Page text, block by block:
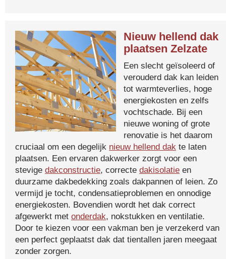
Nieuw hellend dak
plaatsen Zelzate
Een slecht geïsoleerd of
verouderd dak kan leiden
tot warmteverlies, hoge
energiekosten en zelfs
vochtschade. Bij een
nieuwe woning of grote
renovatie is het daarom
cruciaal om een degelijk nieuw hellend dak te laten
plaatsen. Een ervaren dakwerker zorgt voor een
stevige dakconstructie, correcte dakisolatie en
duurzame dakbedekking zoals dakpannen of leien. Zo
vermijd je tocht, condensatieproblemen en onnodige
energiekosten. Bovendien wordt het dak correct
afgewerkt met onderdak, nokstukken en ventilatie.
Door te kiezen voor een vakman ben je verzekerd van
een perfect geplaatst dak dat tientallen jaren meegaat
zonder zorgen.